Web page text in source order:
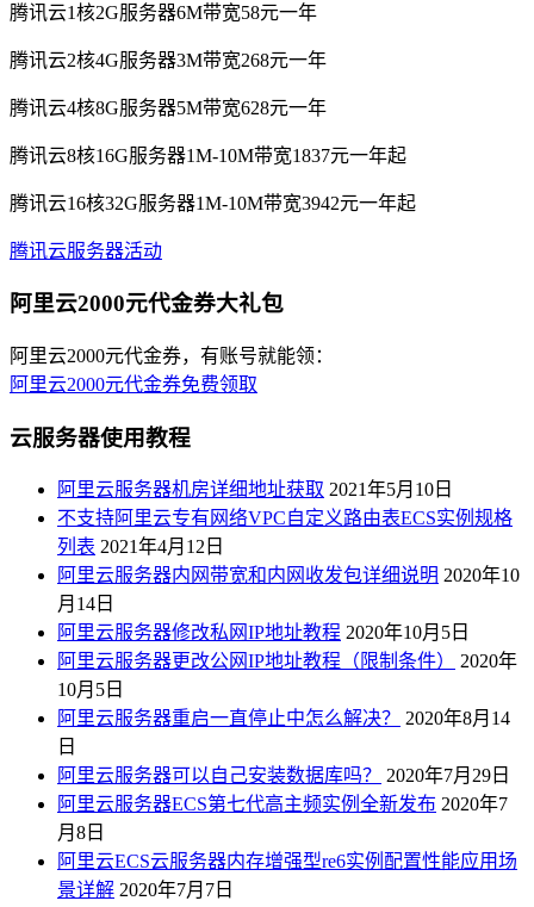
腾讯云1核2G服务器6M带宽58元一年
腾讯云2核4G服务器3M带宽268元一年
腾讯云4核8G服务器5M带宽628元一年
腾讯云8核16G服务器1M-10M带宽1837元一年起
腾讯云16核32G服务器1M-10M带宽3942元一年起
腾讯云服务器活动
阿里云2000元代金券大礼包
阿里云2000元代金券，有账号就能领：
阿里云2000元代金券免费领取
云服务器使用教程
阿里云服务器机房详细地址获取 2021年5月10日
不支持阿里云专有网络VPC自定义路由表ECS实例规格
列表 2021年4月12日
阿里云服务器内网带宽和内网收发包详细说明 2020年10
月14日
阿里云服务器修改私网IP地址教程 2020年10月5日
阿里云服务器更改公网IP地址教程（限制条件）
2020年
10月5日
阿里云服务器重启一直停止中怎么解决？
2020年8月14
日
阿里云服务器可以自己安装数据库吗？
2020年7月29日
阿里云服务器ECS第七代高主频实例全新发布 2020年7
月8日
阿里云ECS云服务器内存增强型re6实例配置性能应用场
景详解 2020年7月7日